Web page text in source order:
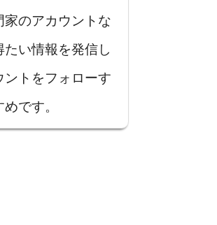
家のアカウントな
たい情報を発信し
ントをフォローす
です。